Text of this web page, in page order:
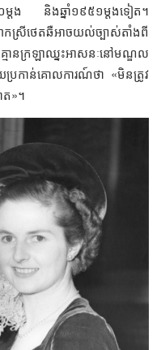
ម្ដង និងឆ្នាំ១៩៥១ម្ដងទៀត។
រីថេតឆឺអាចយល់ច្បាស់តាំងពី
ានក្រឡាឈ្នះអាសនៈនៅមណ្ឌល
ប្រកាន់គោលការណ៍ថា «មិនត្រូវ
ត»។